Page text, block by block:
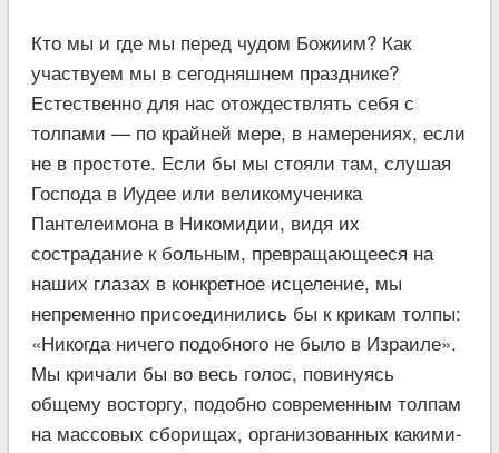
Кто мы и где мы перед чудом Божиим? Как
участвуем мы в сегодняшнем празднике?
Естественно для нас отождествлять себя с
толпами — по крайней мере, в намерениях, если
не в простоте. Если бы мы стояли там, слушая
Господа в Иудее или великомученика
Пантелеимона в Никомидии, видя их
сострадание к больным, превращающееся на
наших глазах в конкретное исцеление, мы
непременно присоединились бы к крикам толпы:
«Никогда ничего подобного не было в Израиле».
Мы кричали бы во весь голос, повинуясь
общему восторгу, подобно современным толпам
на массовых сборищах, организованных какими-